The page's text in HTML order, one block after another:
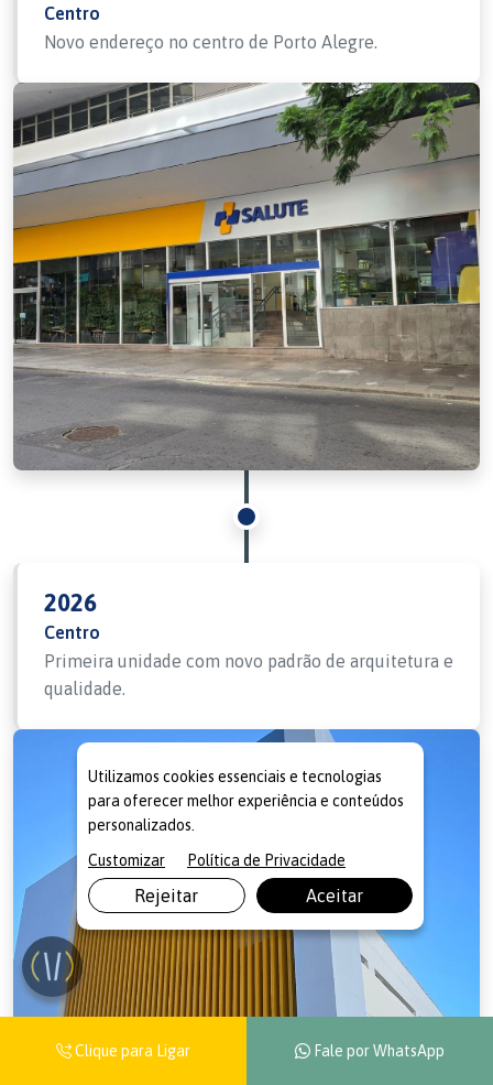
Centro
Novo endereço no centro de Porto Alegre.
2026
Centro
Primeira unidade com novo padrão de arquitetura e
qualidade.
Clique para Ligar Fale por WhatsApp
Utilizamos cookies essenciais e tecnologias
para oferecer melhor experiência e conteúdos
personalizados.
Customizar
Política de Privacidade
Rejeitar Aceitar